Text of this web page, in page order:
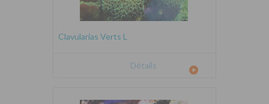
Clavularias Verts L
Détails